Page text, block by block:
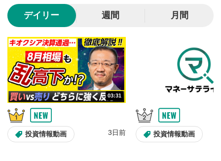
再生ボタン
動画が再生または一時停止します。
7
音量調整
スライダーを上下すると音量が調整できます。
スマートフォンで視聴の場合は端末の音量調節ボタンを利用
してください。
8
字幕設定
字幕は自動生成です。
スマートフォンで視聴の場合は画面右下の設定(歯車マーク)
より選択できます。
デイリー 週間 月間
03:31
投資情報動画 3日前 投資情報動画